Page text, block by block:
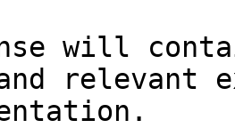
will
relevant